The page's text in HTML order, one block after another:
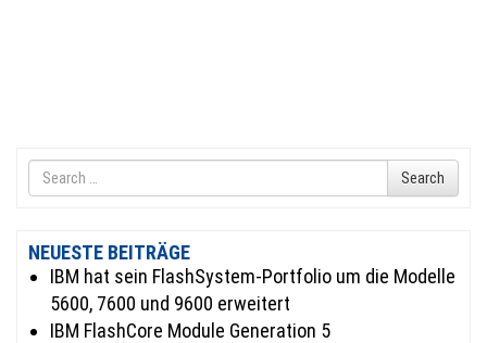
Search
for
Search
NEUESTE BEITRÄGE
IBM hat sein FlashSystem-Portfolio um die Modelle
5600, 7600 und 9600 erweitert
IBM FlashCore Module Generation 5